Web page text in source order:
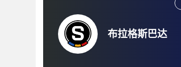
布拉格斯巴达